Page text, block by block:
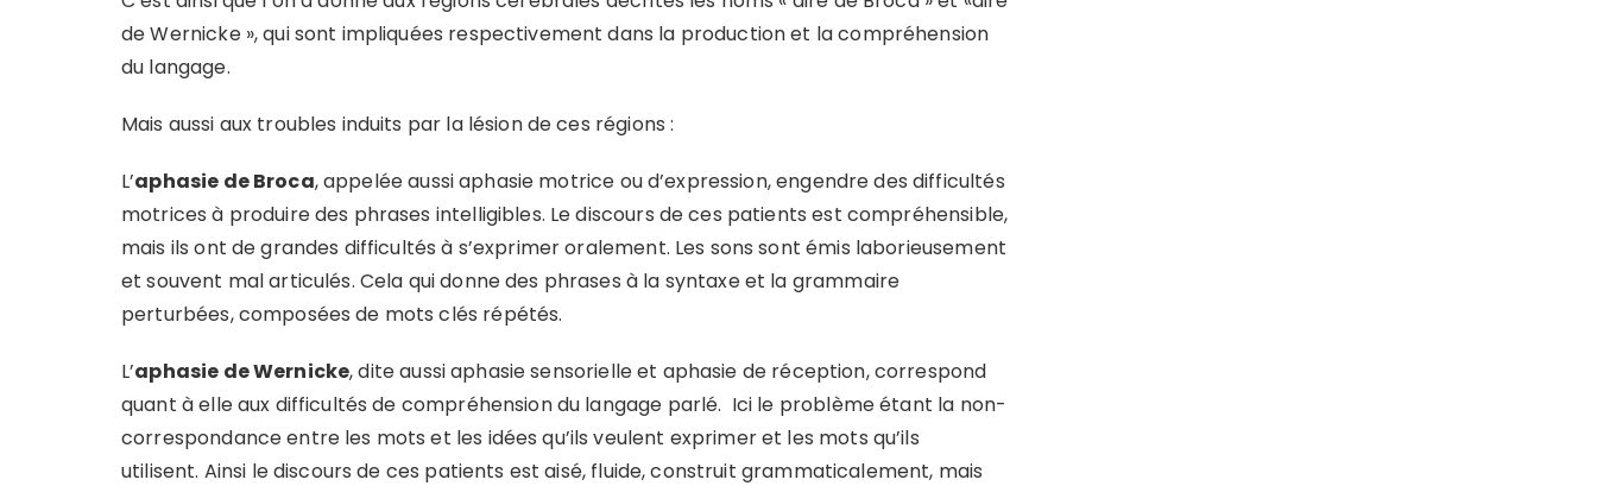
de Wernicke », qui sont impliquées respectivement dans la production et la compréhension
du langage.
Mais aussi aux troubles induits par la lésion de ces régions :
L’aphasie de Broca, appelée aussi aphasie motrice ou d’expression, engendre des difficultés
motrices à produire des phrases intelligibles. Le discours de ces patients est compréhensible,
mais ils ont de grandes difficultés à s’exprimer oralement. Les sons sont émis laborieusement
et souvent mal articulés. Cela qui donne des phrases à la syntaxe et la grammaire
perturbées, composées de mots clés répétés.
L’aphasie de Wernicke, dite aussi aphasie sensorielle et aphasie de réception, correspond
quant à elle aux difficultés de compréhension du langage parlé. Ici le problème étant la non-
correspondance entre les mots et les idées qu’ils veulent exprimer et les mots qu’ils
utilisent. Ainsi le discours de ces patients est aisé, fluide, construit grammaticalement, mais